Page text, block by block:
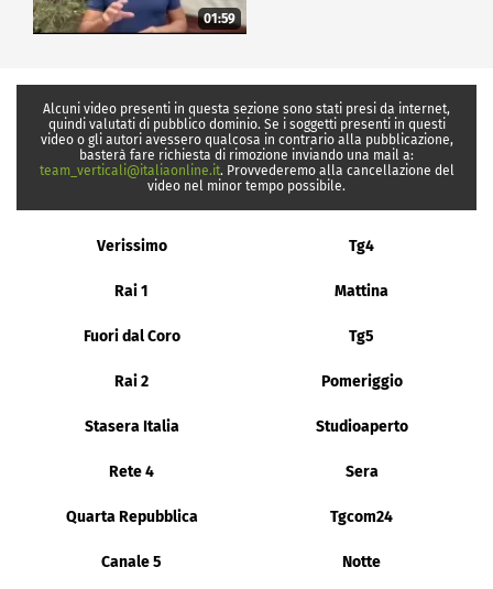
01:59
Alcuni video presenti in questa sezione sono stati presi da internet,
quindi valutati di pubblico dominio. Se i soggetti presenti in questi
video o gli autori avessero qualcosa in contrario alla pubblicazione,
basterà fare richiesta di rimozione inviando una mail a:
team_verticali@italiaonline.it. Provvederemo alla cancellazione del
video nel minor tempo possibile.
Verissimo Tg4
Rai 1 Mattina
Fuori dal Coro Tg5
Rai 2 Pomeriggio
Stasera Italia Studioaperto
Rete 4 Sera
Quarta Repubblica Tgcom24
Canale 5 Notte